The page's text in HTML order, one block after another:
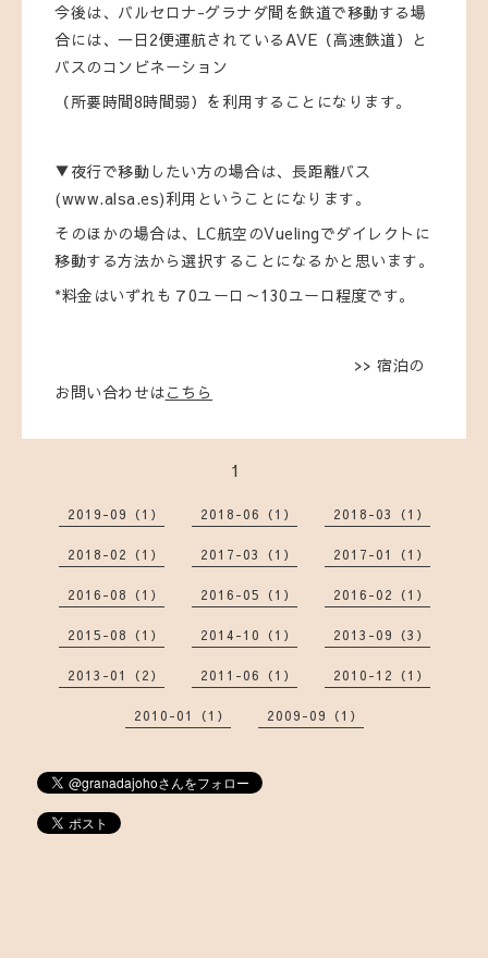
今後は、バルセロナ-グラナダ間を鉄道で移動する場
合には、一日2便運航されているAVE（高速鉄道）と
バスのコンビネーション
（所要時間8時間弱）を利用することになります。
▼夜行で移動したい方の場合は、長距離バス
(www.alsa.es)利用ということになります。
そのほかの場合は、LC航空のVuelingでダイレクトに
移動する方法から選択することになるかと思います。
*料金はいずれも７0ユーロ～130ユーロ程度です。
>> 宿泊の
お問い合わせはこちら
1
2019-09（1） 2018-06（1） 2018-03（1）
2018-02（1） 2017-03（1） 2017-01（1）
2016-08（1） 2016-05（1） 2016-02（1）
2015-08（1） 2014-10（1） 2013-09（3）
2013-01（2） 2011-06（1） 2010-12（1）
2010-01（1） 2009-09（1）